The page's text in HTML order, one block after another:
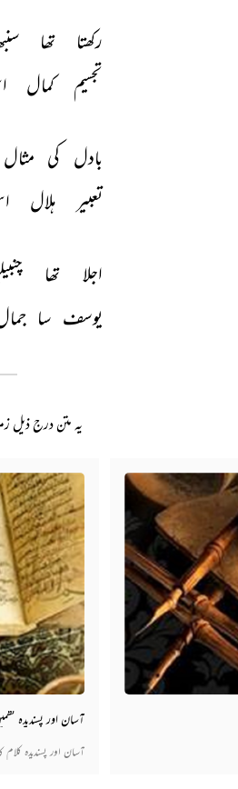
رکھتا تھا
تجسیم
کمال
بادل کی مثال
تعبیر
ہلال
اجلا تھا
یوسف سا
یہ متن درج ذیل
آسان اور پسندیدہ
آسان اور پسندیدہ کلام